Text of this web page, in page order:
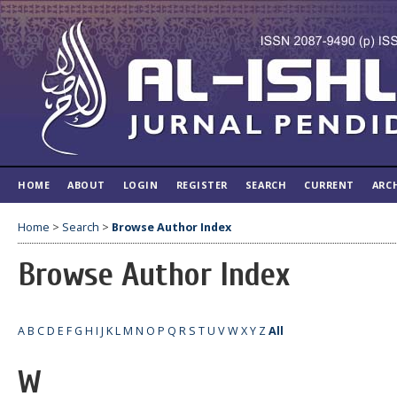
HOME ABOUT LOGIN REGISTER SEARCH CURRENT
Home > Search > Browse Author Index
Browse Author Index
AB CD E FG H I J KLM N O P Q R S TU VWXY ZAll
W